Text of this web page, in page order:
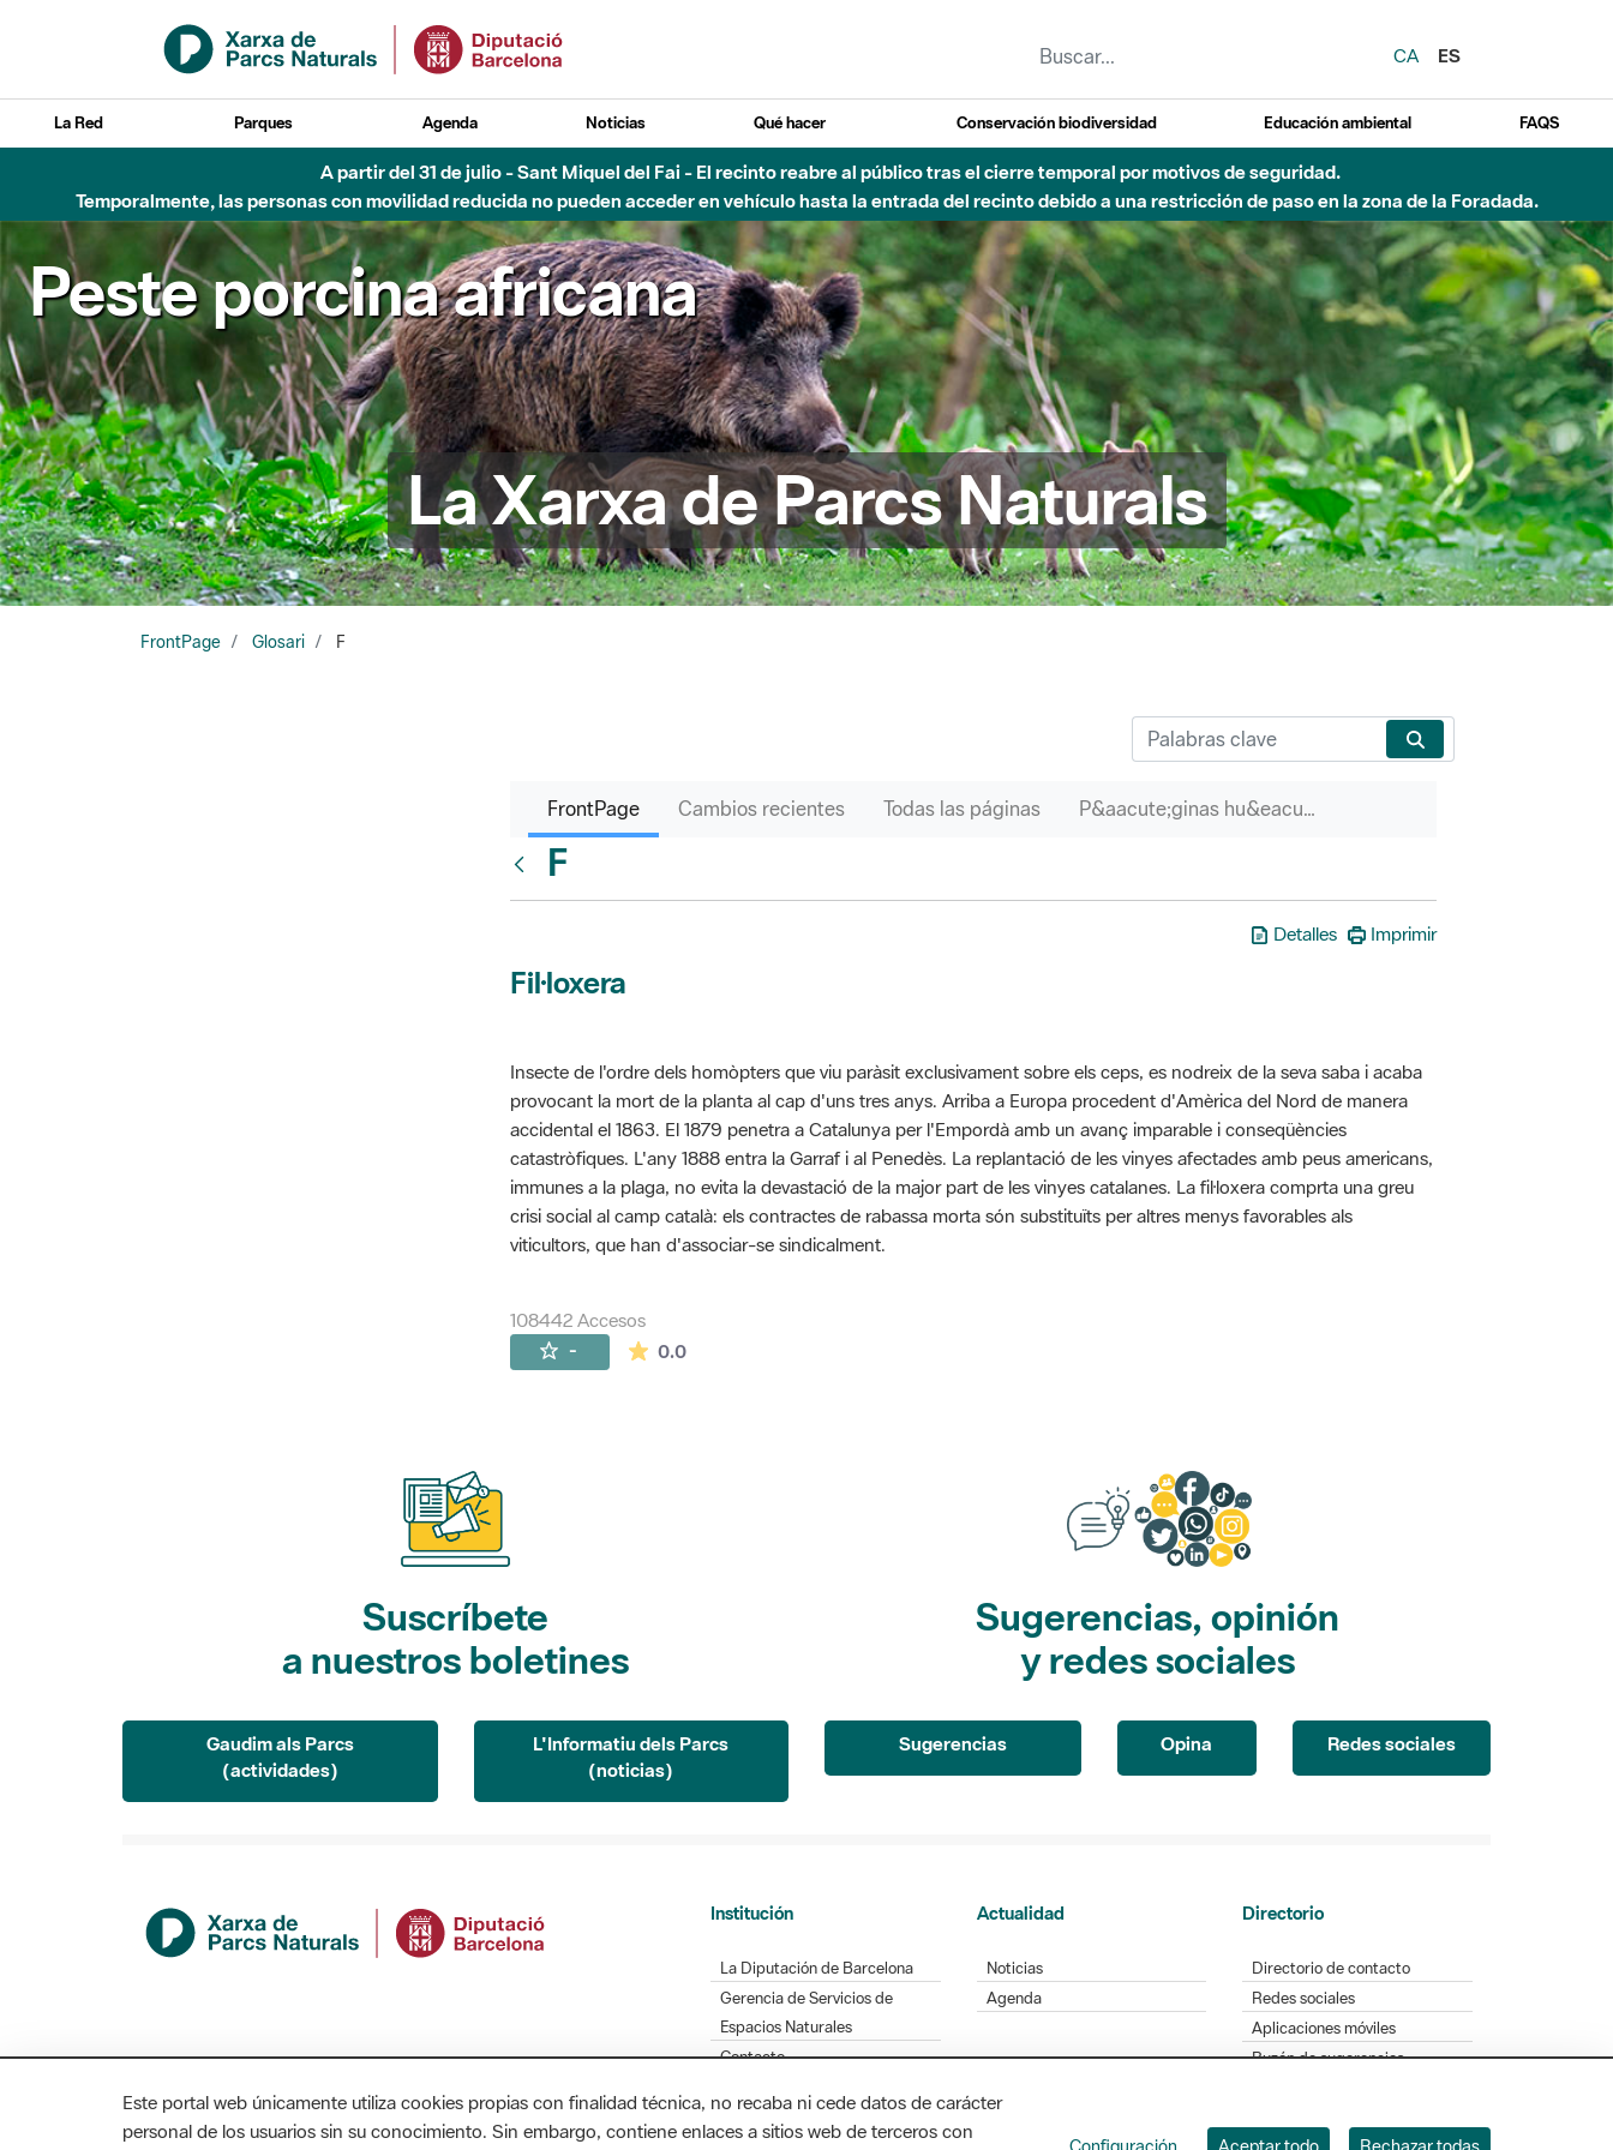
Saltar al contenido principal
CA
ES
La Red Parques Agenda Noticias Qué hacer Conservación biodiversidad Educación ambiental FAQS
A partir del 31 de julio - Sant Miquel del Fai - El recinto reabre al público tras el cierre temporal por motivos de seguridad.
Temporalmente, las personas con movilidad reducida no pueden acceder en vehículo hasta la entrada del recinto debido a una restricción de paso en la zona de la Foradada.
Peste porcina africana
La Xarxa de Parcs Naturals
FrontPage Glosari F
FrontPage Cambios recientes Todas las páginas P&aacute;ginas hu&eacute;rfanas
F
Detalles Imprimir
Fil·loxera
Insecte de l'ordre dels homòpters que viu paràsit exclusivament sobre els ceps, es nodreix de la seva saba i acaba
provocant la mort de la planta al cap d'uns tres anys. Arriba a Europa procedent d'Amèrica del Nord de manera
accidental el 1863. El 1879 penetra a Catalunya per l'Empordà amb un avanç imparable i conseqüències
catastròfiques. L'any 1888 entra la Garraf i al Penedès. La replantació de les vinyes afectades amb peus americans,
immunes a la plaga, no evita la devastació de la major part de les vinyes catalanes. La fil·loxera comprta una greu
crisi social al camp català: els contractes de rabassa morta són substituïts per altres menys favorables als
viticultors, que han d'associar-se sindicalment.
108442 Accesos
- 0.0La valoración media es de 0 estrellas de 5.
Suscríbete
a nuestros boletines
Gaudim als Parcs
(actividades)
L'Informatiu dels Parcs
(noticias)
Sugerencias, opinión
y redes sociales
Sugerencias Opina Redes sociales
Institución
La Diputación de Barcelona
Gerencia de Servicios de
Espacios Naturales
Contacto
Actualidad
Noticias
Agenda
Directorio
Directorio de contacto
Redes sociales
Aplicaciones móviles
Buzón de sugerencias
Este portal web únicamente utiliza cookies propias con finalidad técnica, no recaba ni cede datos de carácter
personal de los usuarios sin su conocimiento. Sin embargo, contiene enlaces a sitios web de terceros con
Configuración Aceptar todo Rechazar todas